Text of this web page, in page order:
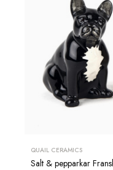
QUAIL CERAMICS
Salt & pepparkar